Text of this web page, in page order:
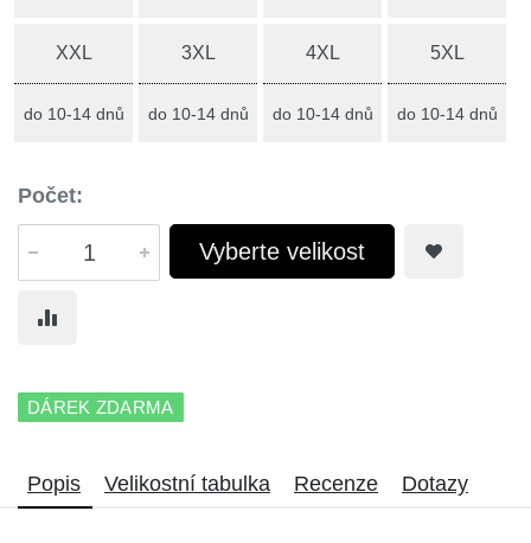
XXL
do 10-14 dnů
3XL
do 10-14 dnů
4XL
do 10-14 dnů
5XL
do 10-14 dnů
Počet:
Vyberte velikost
DÁREK ZDARMA
Popis Velikostní tabulka Recenze Dotazy